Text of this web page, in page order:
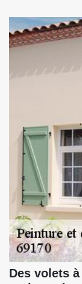
Des volets